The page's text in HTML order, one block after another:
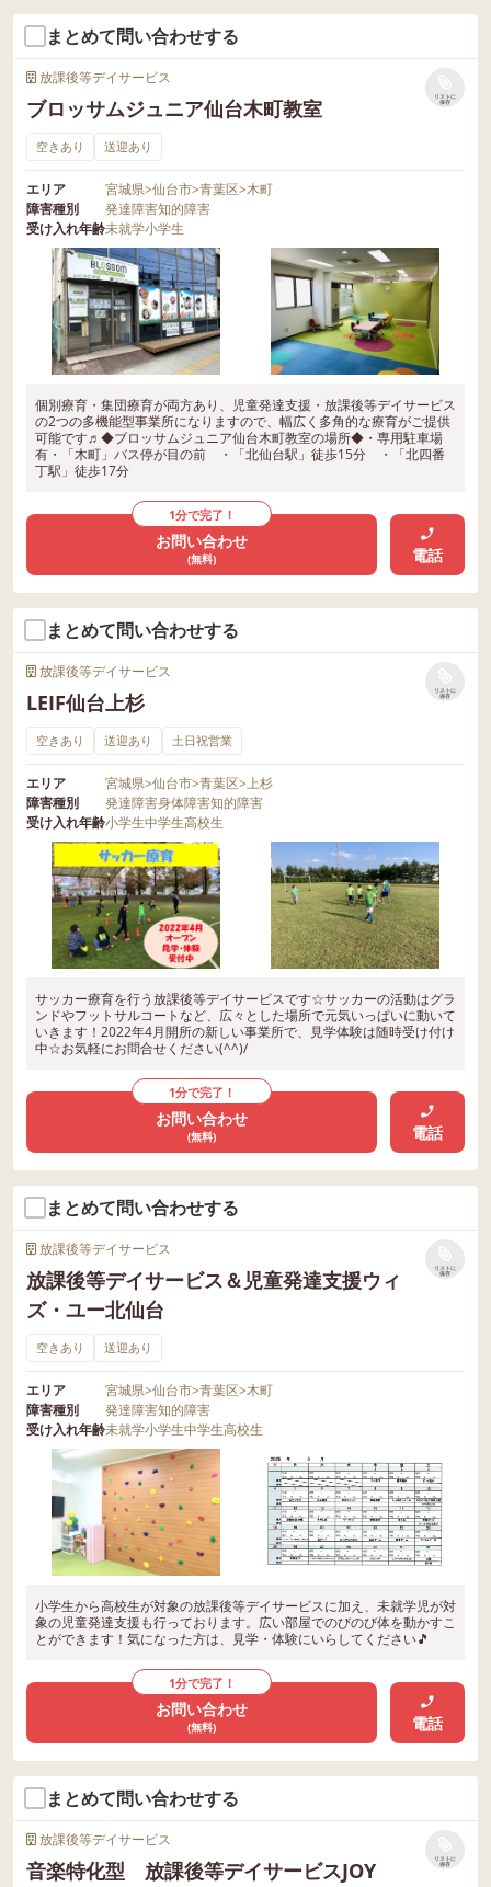
まとめて問い合わせする
放課後等デイサービス
ブロッサムジュニア仙台木町教室
リストに
保存
空きあり 送迎あり
エリア 宮城県>仙台市>青葉区>木町
障害種別
発達障害知的障害
受け入れ年齢未就学小学生
個別療育・集団療育が両方あり、児童発達支援・放課後等デイサービス
の2つの多機能型事業所になりますので、幅広く多角的な療育がご提供
可能です♬◆ブロッサムジュニア仙台木町教室の場所◆・専用駐車場
有・「木町」バス停が目の前 ・「北仙台駅」徒歩15分 ・「北四番
丁駅」徒歩17分
1分で完了！
お問い合わせ
(無料) 電話
まとめて問い合わせする
放課後等デイサービス
LEIF仙台上杉
リストに
保存
空きあり 送迎あり 土日祝営業
エリア 宮城県>仙台市>青葉区>上杉
障害種別
発達障害身体障害知的障害
受け入れ年齢小学生中学生高校生
サッカー療育を行う放課後等デイサービスです☆サッカーの活動はグラ
ンドやフットサルコートなど、広々とした場所で元気いっぱいに動いて
いきます！2022年4月開所の新しい事業所で、見学体験は随時受け付け
中☆お気軽にお問合せください(^^)/
1分で完了！
お問い合わせ
(無料) 電話
まとめて問い合わせする
放課後等デイサービス
放課後等デイサービス＆児童発達支援ウィ
ズ・ユー北仙台
リストに
保存
空きあり 送迎あり
エリア 宮城県>仙台市>青葉区>木町
障害種別
発達障害知的障害
受け入れ年齢未就学小学生中学生高校生
小学生から高校生が対象の放課後等デイサービスに加え、未就学児が対
象の児童発達支援も行っております。広い部屋でのびのび体を動かすこ
とができます！気になった方は、見学・体験にいらしてください🎵
1分で完了！
お問い合わせ
(無料) 電話
まとめて問い合わせする
放課後等デイサービス
音楽特化型 放課後等デイサービスJOY
リストに
保存